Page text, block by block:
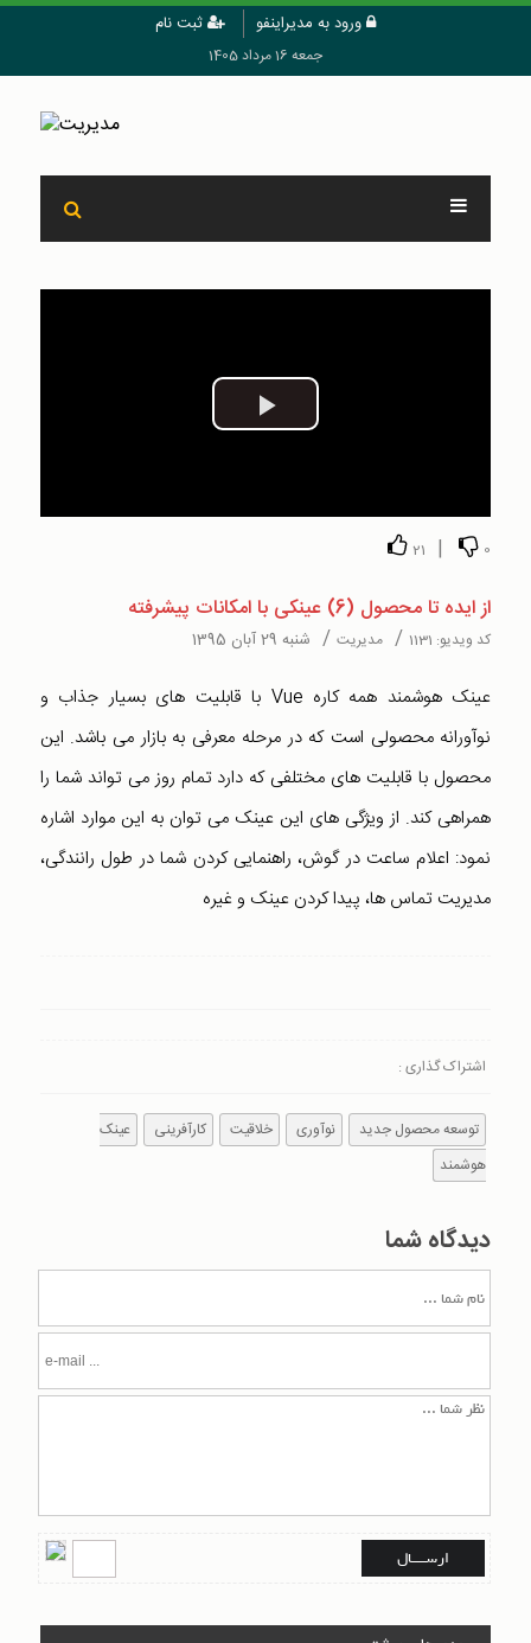
ورود به مدیراینفو ثبت نام
جمعه 16 مرداد 1405
Play
0
|
21
از ایده تا محصول (6) عینکی با امکانات پیشرفته
کد ویدیو: 1131
/ مدیریت/ شنبه 29 آبان 1395
عینک هوشمند همه کاره Vue با قابلیت های بسیار جذاب و
نوآورانه محصولی است که در مرحله معرفی به بازار می باشد. این
محصول با قابلیت های مختلفی که دارد تمام روز می تواند شما را
همراهی کند. از ویژگی های این عینک می توان به این موارد اشاره
نمود: اعلام ساعت در گوش، راهنمایی کردن شما در طول رانندگی،
مدیریت تماس ها، پیدا کردن عینک و غیره
اشتراک گذاری :
توسعه محصول جدید نوآوری خلاقیت کارآفرینی
عینک
هوشمند
دیدگاه شما